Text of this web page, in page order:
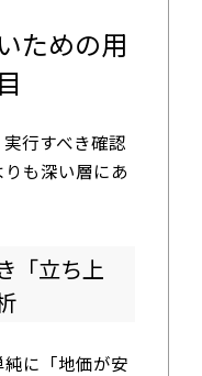
ための用
行すべき確認
も深い層にあ
「立ち上
に「地価が安